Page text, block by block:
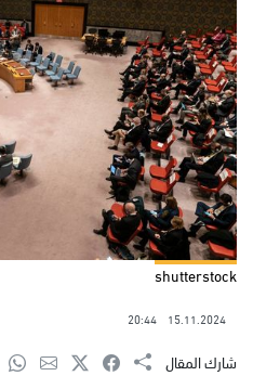
shutterstock
15.11.2024
20:44
شارك المقال